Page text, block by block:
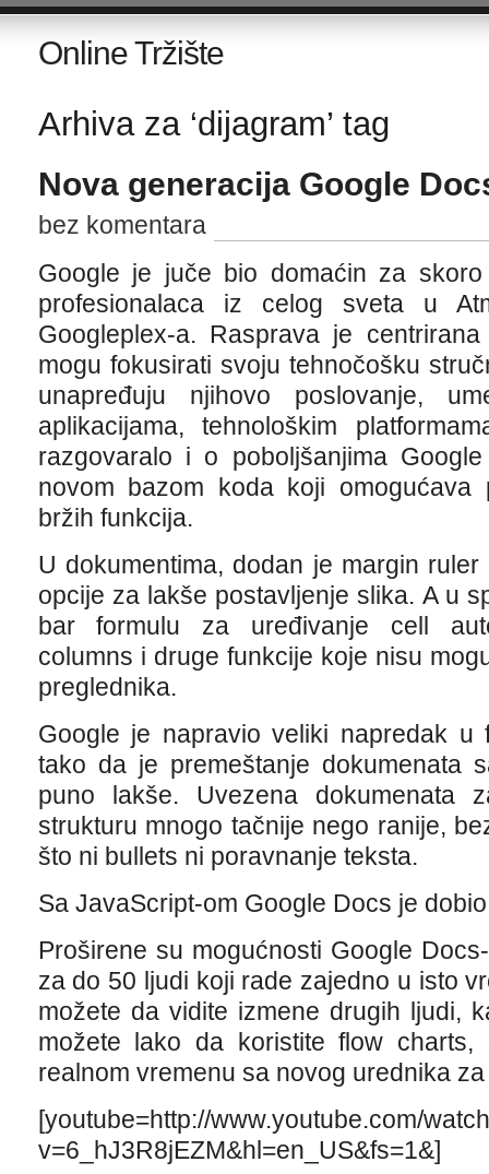
Online Tržište
Arhiva za ‘dijagram’ tag
Nova generacija Google
bez komentara
Google je juče bio domaćin za
profesionalaca iz celog sveta u
Googleplex-a. Rasprava je
mogu fokusirati svoju tehnočošku
unapređuju njihovo poslovanje,
aplikacijama, tehnološkim
razgovaralo i o poboljšanjima
novom bazom koda koji omogućava
bržih funkcija.
U dokumentima, dodan je margin
opcije za lakše postavljenje slika. A u
bar formulu za uređivanje cell
columns i druge funkcije koje nisu
preglednika.
Google je napravio veliki napredak u
tako da je premeštanje dokumenata
puno lakše. Uvezena dokumenata
strukturu mnogo tačnije nego ranije,
što ni bullets ni poravnanje teksta.
Sa JavaScript-om Google Docs je
Proširene su mogućnosti Google
za do 50 ljudi koji rade zajedno u isto
možete da vidite izmene drugih ljudi,
možete lako da koristite flow
realnom vremenu sa novog urednika
[youtube=http://www.youtube.com/
v=6_hJ3R8jEZM&hl=en_US&fs=1&]